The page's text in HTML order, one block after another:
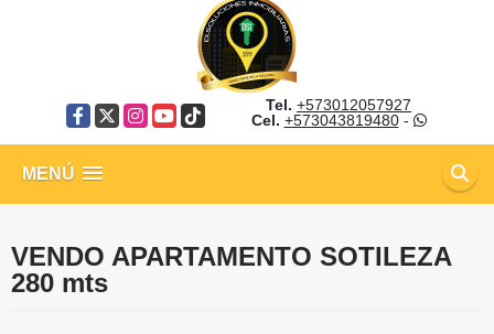
Facebook
X Instagram
YouTube
TikTok
Tel. +573012057927
Cel. +573043819480-
MENÚ
VENDO APARTAMENTO SOTILEZA
280 mts